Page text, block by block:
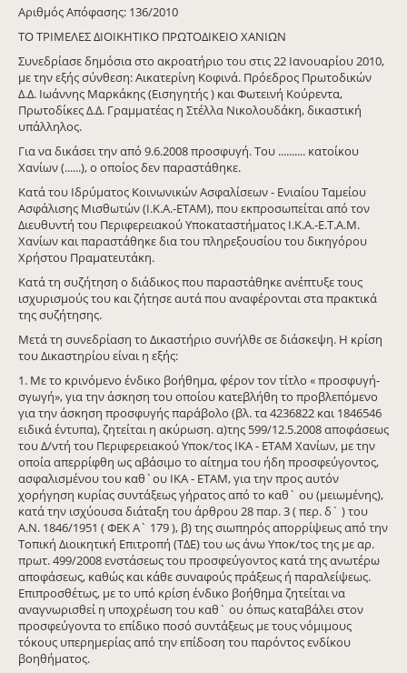
Αριθμός Απόφασης: 136/2010
ΤΟ ΤΡΙΜΕΛΕΣ ΔΙΟΙΚΗΤΙΚΟ ΠΡΩΤΟΔΙΚΕΙΟ ΧΑΝΙΩΝ
Συνεδρίασε δημόσια στο ακροατήριο του στις 22 Ιανουαρίου 2010,
με την εξής σύνθεση: Αικατερίνη Κοφινά. Πρόεδρος Πρωτοδικών
Δ.Δ. Ιωάννης Μαρκάκης (Εισηγητής ) και Φωτεινή Κούρεντα,
Πρωτοδίκες Δ.Δ. Γραμματέας η Στέλλα Νικολουδάκη, δικαστική
υπάλληλος.
Για να δικάσει την από 9.6.2008 προσφυγή. Του .......... κατοίκου
Χανίων (......), ο οποίος δεν παραστάθηκε.
Κατά του Ιδρύματος Κοινωνικών Ασφαλίσεων - Ενιαίου Ταμείου
Ασφάλισης Μισθωτών (Ι.Κ.Α.-ΕΤΑΜ), που εκπροσωπείται από τον
Διευθυντή του Περιφερειακού Υποκαταστήματος Ι.K.A.-E.T.A.M.
Χανίων και παραστάθηκε δια του πληρεξουσίου του δικηγόρου
Χρήστου Πραματευτάκη.
Κατά τη συζήτηση ο διάδικος που παραστάθηκε ανέπτυξε τους
ισχυρισμούς του και ζήτησε αυτά που αναφέρονται στα πρακτικά
της συζήτησης.
Μετά τη συνεδρίαση το Δικαστήριο συνήλθε σε διάσκεψη. Η κρίση
του Δικαστηρίου είναι η εξής:
1. Με το κρινόμενο ένδικο βοήθημα, φέρον τον τίτλο « προσφυγή-
σγωγή», για την άσκηση του οποίου κατεβλήθη το προβλεπόμενο
για την άσκηση προσφυγής παράβολο (βλ. τα 4236822 και 1846546
ειδικά έντυπα), ζητείται η ακύρωση. α)της 599/12.5.2008 αποφάσεως
του Δ/ντή του Περιφερειακού Υποκ/τος ΙΚΑ - ΕΤΑΜ Χανίων, με την
οποία απερρίφθη ως αβάσιμο το αίτημα του ήδη προσφεύγοντος,
ασφαλισμένου του καθ`ου ΙΚΑ - ΕΤΑΜ, για την προς αυτόν
χορήγηση κυρίας συντάξεως γήρατος από το καθ` ου (μειωμένης),
κατά την ισχύουσα διάταξη του άρθρου 28 παρ. 3 ( περ. δ` ) του
Α.Ν. 1846/1951 ( ΦΕΚ Α` 179 ), β) της σιωπηρός απορρίψεως από την
Τοπική Διοικητική Επιτροπή (ΤΔΕ) του ως άνω Υποκ/τος της με αρ.
πρωτ. 499/2008 ενστάσεως του προσφεύγοντος κατά της ανωτέρω
αποφάσεως, καθώς και κάθε συναφούς πράξεως ή παραλείψεως.
Επιπροσθέτως, με το υπό κρίση ένδικο βοήθημα ζητείται να
αναγνωρισθεί η υποχρέωση του καθ` ου όπως καταβάλει στον
προσφεύγοντα το επίδικο ποσό συντάξεως με τους νόμιμους
τόκους υπερημερίας από την επίδοση του παρόντος ενδίκου
βοηθήματος.